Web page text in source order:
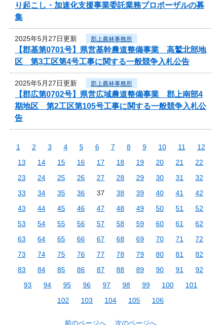
り起こし・加速化支援事業委託業務プロポーザルの募
集
2025年5月27日更新 郡上農林事務所
【郡基第0701号】県営基幹農道整備事業 高鷲北部地
区 第3工区第4号工事に関する一般競争入札公告
2025年5月27日更新 郡上農林事務所
【郡広第0702号】県営広域農道整備事業 郡上南部4
期地区 第2工区第105号工事に関する一般競争入札公
告
1 2 3 4 5 6 7 8 9 10 11
12
13
14 15 16 17 18 19 20 21
22
23
24 25 26 27 28 29 30 31
32
33
34 35 36 37 38 39 40 41
42
43
44 45 46 47 48 49 50 51
52
53
54 55 56 57 58 59 60 61
62
63
64 65 66 67 68 69 70 71
72
73
74 75 76 77 78 79 80 81
82
83
84 85 86 87 88 89 90 91
92
93
94 95 96 97 98 99 100
101
102
103 104 105 106
前のページへ 次のページへ